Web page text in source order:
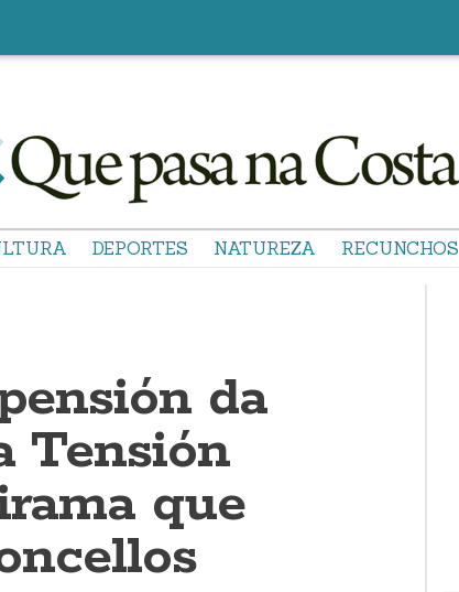
DEPORTES NATUREZA RECUNCHOS
da
Tensión
que